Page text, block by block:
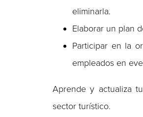
eliminarla.
Elaborar un plan
Participar en la
empleados en
Aprende y actualiza
sector turístico.